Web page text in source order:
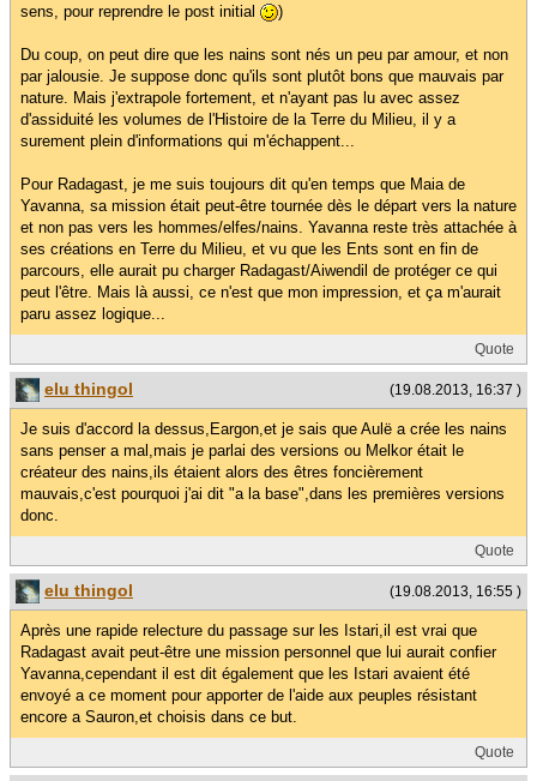
sens, pour reprendre le post initial
)
Du coup, on peut dire que les nains sont nés un peu par amour, et non
par jalousie. Je suppose donc qu'ils sont plutôt bons que mauvais par
nature. Mais j'extrapole fortement, et n'ayant pas lu avec assez
d'assiduité les volumes de l'Histoire de la Terre du Milieu, il y a
surement plein d'informations qui m'échappent...
Pour Radagast, je me suis toujours dit qu'en temps que Maia de
Yavanna, sa mission était peut-être tournée dès le départ vers la nature
et non pas vers les hommes/elfes/nains. Yavanna reste très attachée à
ses créations en Terre du Milieu, et vu que les Ents sont en fin de
parcours, elle aurait pu charger Radagast/Aiwendil de protéger ce qui
peut l'être. Mais là aussi, ce n'est que mon impression, et ça m'aurait
paru assez logique...
Quote
(19.08.2013, 16:37 )
elu thingol
Je suis d'accord la dessus,Eargon,et je sais que Aulë a crée les nains
sans penser a mal,mais je parlai des versions ou Melkor était le
créateur des nains,ils étaient alors des êtres foncièrement
mauvais,c'est pourquoi j'ai dit "a la base",dans les premières versions
donc.
Quote
(19.08.2013, 16:55 )
elu thingol
Après une rapide relecture du passage sur les Istari,il est vrai que
Radagast avait peut-être une mission personnel que lui aurait confier
Yavanna,cependant il est dit également que les Istari avaient été
envoyé a ce moment pour apporter de l'aide aux peuples résistant
encore a Sauron,et choisis dans ce but.
Quote